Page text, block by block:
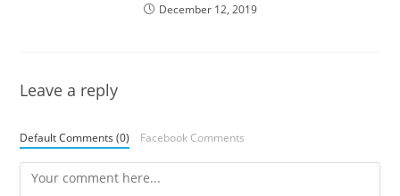
December 12, 2019
Leave a reply
Default Comments (0) Facebook Comments